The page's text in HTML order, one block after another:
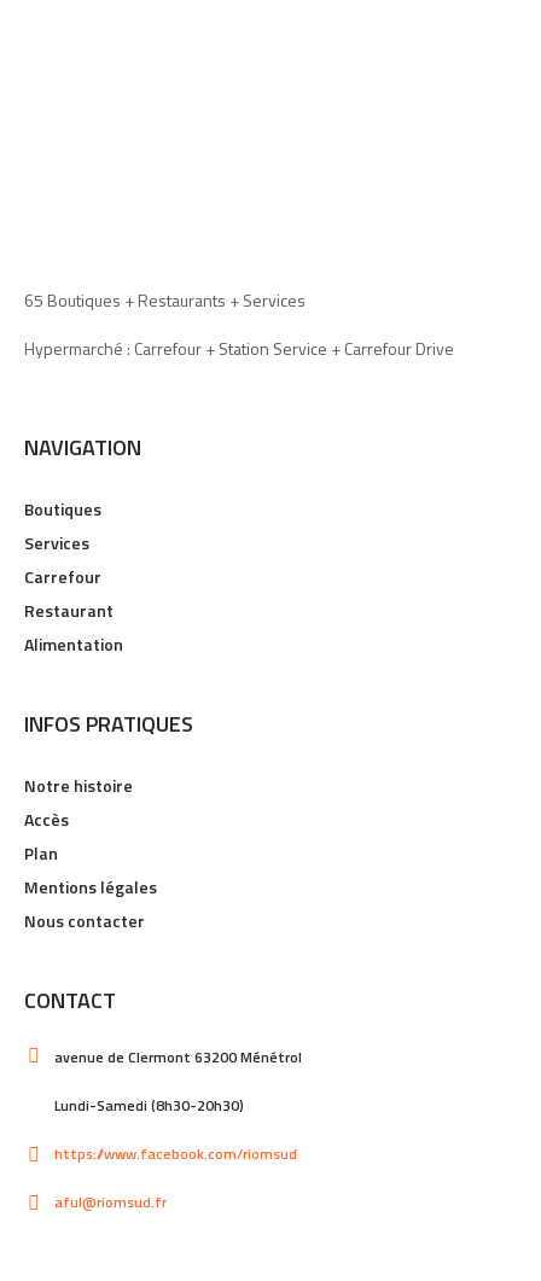
65 Boutiques + Restaurants + Services
Hypermarché : Carrefour + Station Service + Carrefour Drive
NAVIGATION
Boutiques
Services
Carrefour
Restaurant
Alimentation
INFOS PRATIQUES
Notre histoire
Accès
Plan
Mentions légales
Nous contacter
CONTACT
avenue de Clermont 63200 Ménétrol
Lundi-Samedi (8h30-20h30)
https://www.facebook.com/riomsud
aful@riomsud.fr